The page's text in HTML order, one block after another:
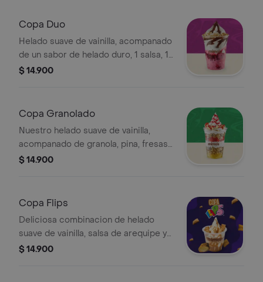
Copa Duo
Helado suave de vainilla, acompanado
de un sabor de helado duro, 1 salsa, 1
fruta y 1 topping seco a tu eleccion
$ 14.900
Copa Granolado
Nuestro helado suave de vainilla,
acompanado de granola, pina, fresas
y banano; con un toque de salsa de
$ 14.900
Copa Flips
Deliciosa combinacion de helado
suave de vainilla, salsa de arequipe y
Flips rellenos de dulde de leche
$ 14.900